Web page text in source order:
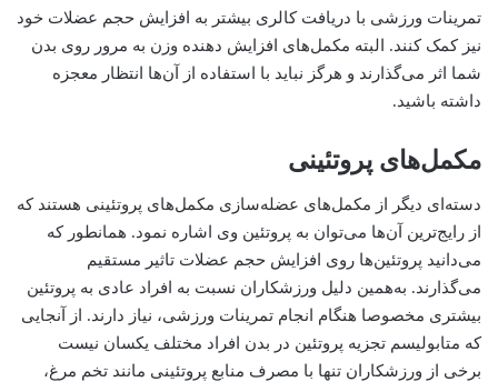
تمرینات ورزشی با دریافت کالری بیشتر به افزایش حجم عضلات خود
نیز کمک کنند. البته مکمل‌های افزایش دهنده وزن به مرور روی بدن
شما اثر‌ می‌گذارند و هرگز نباید با استفاده از آن‌ها انتظار معجزه
داشته باشید.
مکمل‌های پروتئینی
دسته‌ای دیگر از مکمل‌های عضله‌سازی مکمل‌های پروتئینی هستند که
از رایج‌‌ترین آن‌ها‌ می‌توان به پروتئین وی اشاره نمود. همانطور که‌
می‌دانید پروتئین‌ها روی افزایش حجم عضلات تاثیر مستقیم
می‌گذارند. به‌همین دلیل ورزشکاران نسبت به افراد عادی به پروتئین
بیشتری مخصوصا هنگام انجام تمرینات ورزشی، نیاز دارند. از آنجایی
که متابولیسم تجزیه پروتئین در بدن افراد مختلف یکسان نیست
برخی از ورزشکاران تنها با مصرف منابع پروتئینی مانند تخم مرغ،